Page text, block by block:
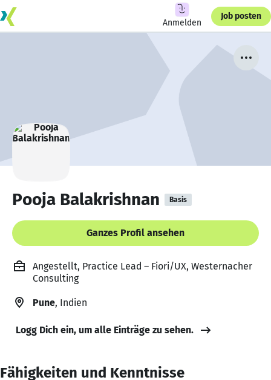
Anmelden
Job posten
Pooja Balakrishnan Basis
Ganzes Profil ansehen
Angestellt, Practice Lead – Fiori/UX, Westernacher
Consulting
Pune, Indien
Logg Dich ein, um alle Einträge zu sehen.
Fähigkeiten und Kenntnisse